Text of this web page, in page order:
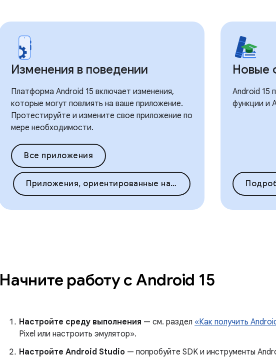
Изменения в поведении
Платформа Android 15 включает изменения,
которые могут повлиять на ваше приложение.
Протестируйте и измените свое приложение по
мере необходимости.
Все приложения
Приложения, ориентированные на Android 15
Новые
Android 15
функции и
Начните работу с Android 15
Настройте среду выполнения — см. раздел «Как получить
Pixel или настроить эмулятор».
Настройте Android Studio — попробуйте SDK и инструменты